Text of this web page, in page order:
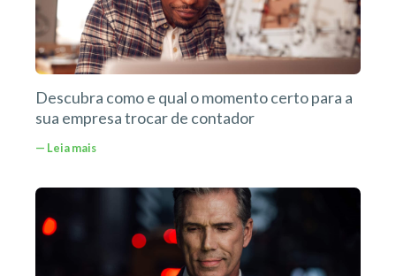
Descubra como e qual o momento certo para a
sua empresa trocar de contador
— Leia mais